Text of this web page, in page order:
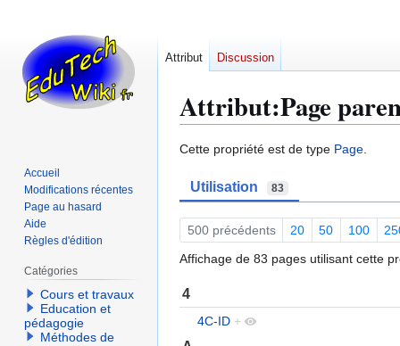
Attribut:Page
Aller
navigation
Aller
recherche
Cette propriété est de type Page.
Utilisation 83
500 précédents 20 50 100
Affichage de 83 pages utilisant cette
4
4C-ID +
Attribut Discussion
Accueil
Modifications récentes
Page au hasard
Aide
Règles d'édition
Catégories
Cours et travaux
Education et
pédagogie
Méthodes de